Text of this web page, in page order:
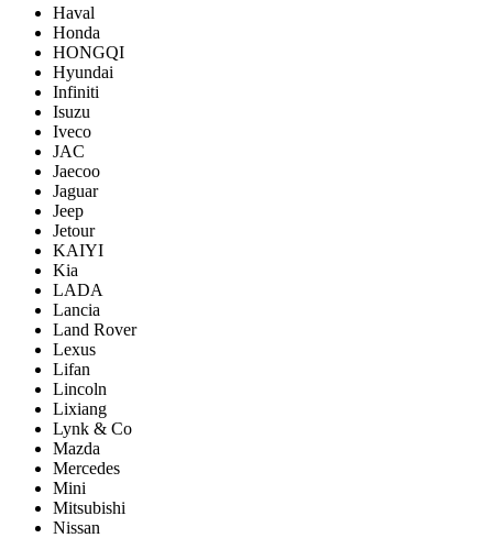
Haval
Honda
HONGQI
Hyundai
Infiniti
Isuzu
Iveco
JAC
Jaecoo
Jaguar
Jeep
Jetour
KAIYI
Kia
LADA
Lancia
Land Rover
Lexus
Lifan
Lincoln
Lixiang
Lynk & Co
Mazda
Mercedes
Mini
Mitsubishi
Nissan